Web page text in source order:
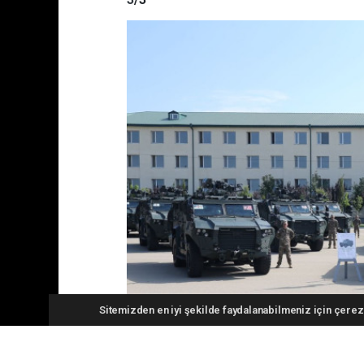
Sitemizden en iyi şekilde faydalanabilmeniz için